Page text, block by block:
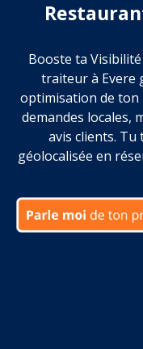
Booste ta
traiteur à Evere
optimisation de ton
demandes locales,
avis clients.
géolocalisée en